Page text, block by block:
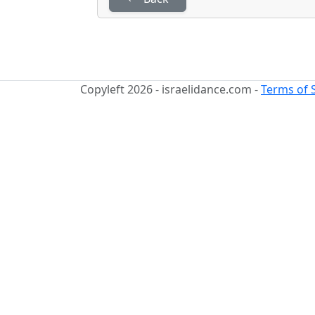
Copyleft 2026 - israelidance.com -Terms of